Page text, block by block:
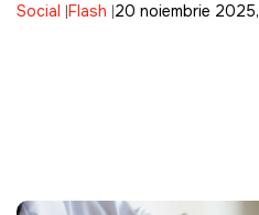
armament la Vama
Social Flash 20 noiembrie